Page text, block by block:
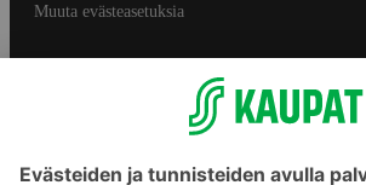
Muuta evästeasetuksia
S-ryhmän palvelut
S-ryhmä